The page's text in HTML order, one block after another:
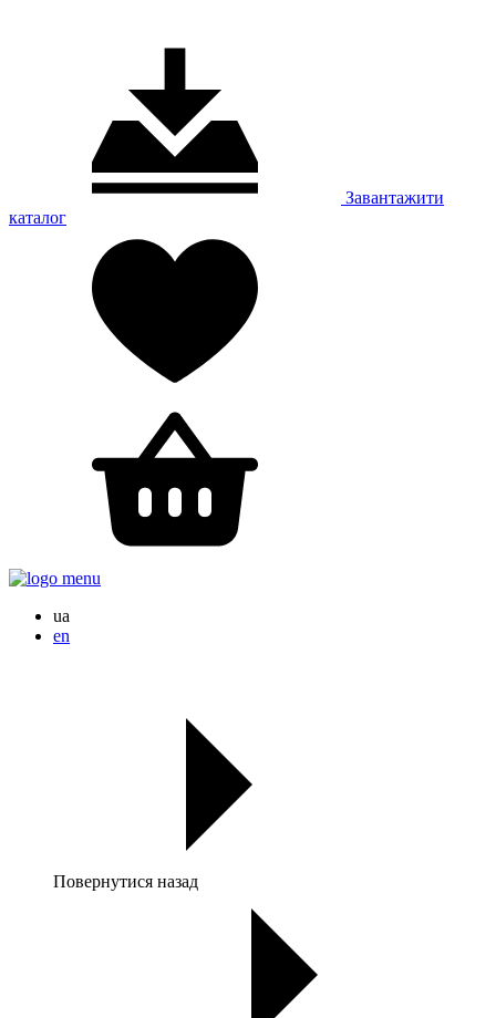
Завантажити
каталог
ua
en
Повернутися назад